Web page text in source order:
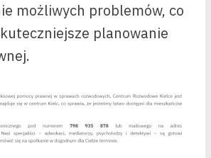
możliwych problemów, co
planowanie